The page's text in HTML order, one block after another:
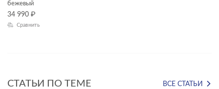
бежевый
34 990 ₽
Сравнить
СТАТЬИ ПО ТЕМЕ ВСЕ СТАТЬИ